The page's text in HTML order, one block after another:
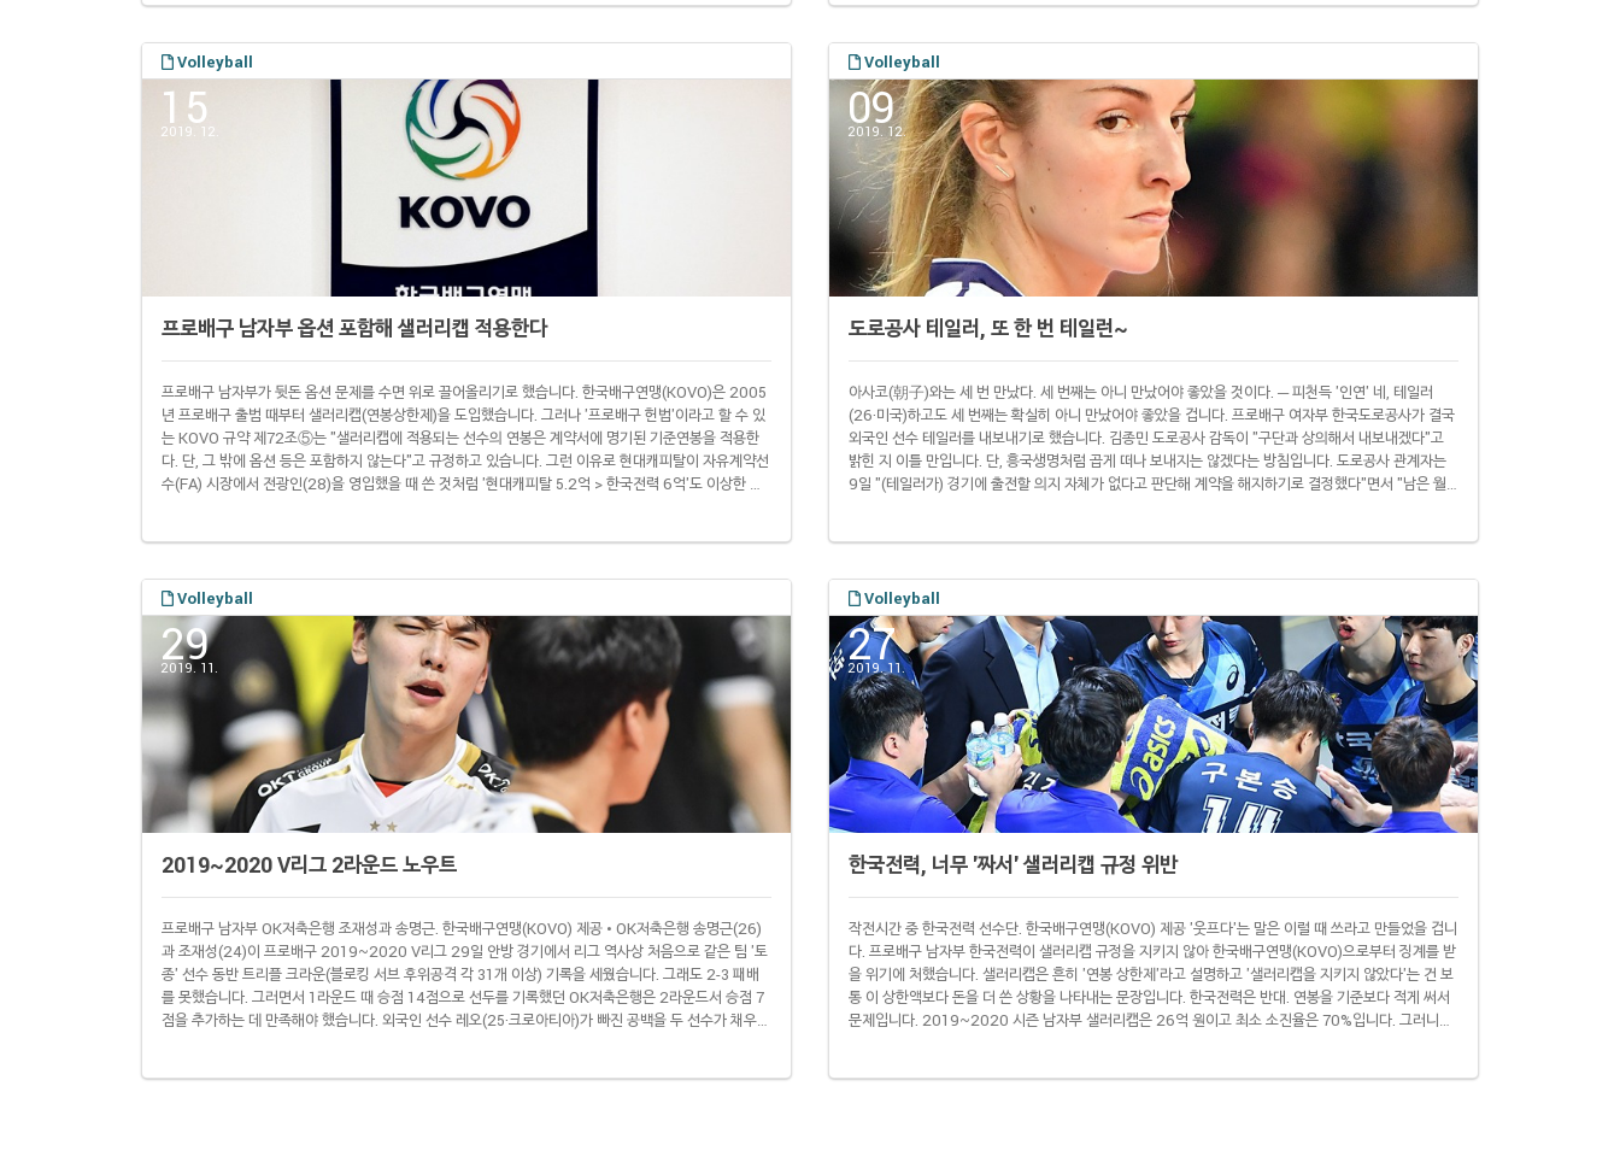
Volleyball
15
2019. 12.
프로배구 남자부 옵션 포함해 샐러리캡 적용한다
프로배구 남자부가 뒷돈 옵션 문제를 수면 위로 끌어올리기로 했습니다. 한국배구연맹(KOVO)은 2005
년 프로배구 출범 때부터 샐러리캡(연봉상한제)을 도입했습니다. 그러나 '프로배구 헌법'이라고 할 수 있
는 KOVO 규약 제72조⑤는 "샐러리캡에 적용되는 선수의 연봉은 계약서에 명기된 기준연봉을 적용한
다. 단, 그 밖에 옵션 등은 포함하지 않는다"고 규정하고 있습니다. 그런 이유로 현대캐피탈이 자유계약선
수(FA) 시장에서 전광인(28)을 영입했을 때 쓴 것처럼 '현대캐피탈 5.2억 > 한국전력 6억'도 이상한 일
Volleyball
09
2019. 12.
도로공사 테일러, 또 한 번 테일런~
아사코(朝子)와는 세 번 만났다. 세 번째는 아니 만났어야 좋았을 것이다. ─ 피천득 '인연' 네, 테일러
(26·미국)하고도 세 번째는 확실히 아니 만났어야 좋았을 겁니다. 프로배구 여자부 한국도로공사가 결국
외국인 선수 테일러를 내보내기로 했습니다. 김종민 도로공사 감독이 "구단과 상의해서 내보내겠다"고
밝힌 지 이틀 만입니다. 단, 흥국생명처럼 곱게 떠나 보내지는 않겠다는 방침입니다. 도로공사 관계자는
9일 "(테일러가) 경기에 출전할 의지 자체가 없다고 판단해 계약을 해지하기로 결정했다"면서 "남은 월
Volleyball
29
2019. 11.
2019~2020 V리그 2라운드 노우트
프로배구 남자부 OK저축은행 조재성과 송명근. 한국배구연맹(KOVO) 제공 • OK저축은행 송명근(26)
과 조재성(24)이 프로배구 2019~2020 V리그 29일 안방 경기에서 리그 역사상 처음으로 같은 팀 '토
종' 선수 동반 트리플 크라운(블로킹 서브 후위공격 각 31개 이상) 기록을 세웠습니다. 그래도 2-3 패배
를 못했습니다. 그러면서 1라운드 때 승점 14점으로 선두를 기록했던 OK저축은행은 2라운드서 승점 7
점을 추가하는 데 만족해야 했습니다. 외국인 선수 레오(25·크로아티아)가 빠진 공백을 두 선수가 채우려
Volleyball
27
2019. 11.
한국전력, 너무 '짜서' 샐러리캡 규정 위반
작전시간 중 한국전력 선수단. 한국배구연맹(KOVO) 제공 '웃프다'는 말은 이럴 때 쓰라고 만들었을 겁니
다. 프로배구 남자부 한국전력이 샐러리캡 규정을 지키지 않아 한국배구연맹(KOVO)으로부터 징계를 받
을 위기에 처했습니다. 샐러리캡은 흔히 '연봉 상한제'라고 설명하고 '샐러리캡을 지키지 않았다'는 건 보
통 이 상한액보다 돈을 더 쓴 상황을 나타내는 문장입니다. 한국전력은 반대. 연봉을 기준보다 적게 써서
문제입니다. 2019~2020 시즌 남자부 샐러리캡은 26억 원이고 최소 소진율은 70%입니다. 그러니까